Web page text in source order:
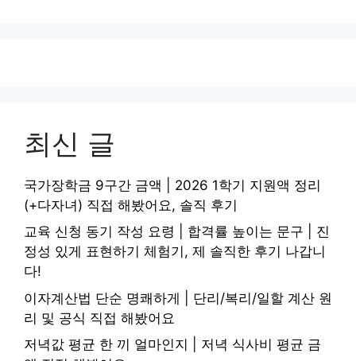
최신 글
국가장학금 9구간 금액 | 2026 1학기 지원액 정리
(+다자녀) 직접 해봤어요, 솔직 후기
교육 신청 동기 작성 요령 | 합격률 높이는 문구 | 진
정성 있게 표현하기 체험기, 제 솔직한 후기 나갑니
다!
이자계산법 단순 명쾌하게 | 단리/복리/일할 계산 원
리 및 공식 직접 해봤어요
저녁값 평균 한 끼 얼마인지 | 저녁 식사비 평균 금